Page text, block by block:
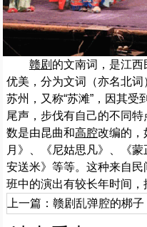
赣剧 的文南词，是江
优美，分为文词（亦名北
苏州，又称“苏滩”，因其受到
尾声，步伐有自己的不同
数是由昆曲和高腔改编的，
月》、《尼姑思凡》、《
安送米》等等。这种来自
班中的演出有较长年时间，
上一篇：赣剧乱弹腔的梆子